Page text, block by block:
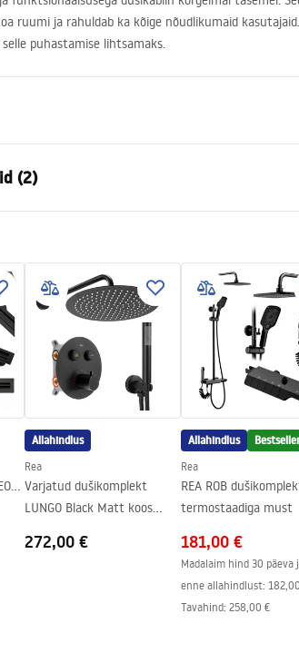
ruumi ja rahuldab ka kõige nõudlikumaid
puhastamise lihtsamaks.
Nurgas
Saab kallutada mõlemale
Dušialusel või põrandal
Universaalne
24 kuud
Jah, klaasi ühel poolel
(2)
Allahindlus
Rea
Varjatud dušikomplekt
LUNGO Black Matt koos
272,00 €
Allahindlus
Rea
REA ROB
termostaadiga must
181,00 €
Madalaim hind 30 päeva
enne allahindlust:
Tavahind: 258,00 €